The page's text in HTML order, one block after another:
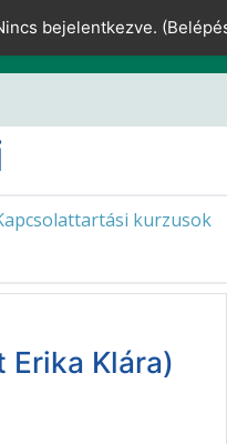
bejelentkezve. (
kurzusok
Erika Klára)